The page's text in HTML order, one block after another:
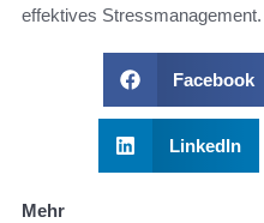
effektives Stressmanagement.
Facebook
LinkedIn
Mehr